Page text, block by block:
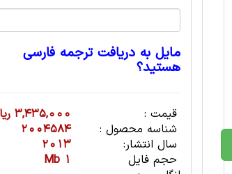
مایل به دریافت ترجمه فارسی
هستید؟
قیمت :
3,435,000 ریال
شناسه محصول :
2004584
سال انتشار:
2013
حجم فایل
1 Mb